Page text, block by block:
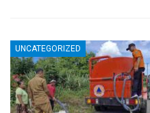
UNCATEGORIZED